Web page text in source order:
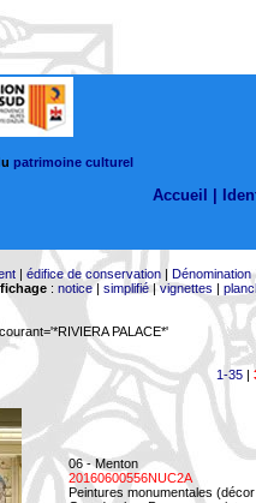
patrimoine culturel
Accueil |
| édifice de conservation| Dénomination
: notice| simplifié|vignettes |
PALACE*'
1-35|
06 - Menton
20160600556NUC2A
Peintures monumentales